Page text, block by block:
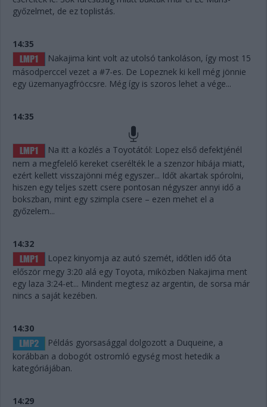
győzelmet, de ez toplistás.
14:35
Nakajima kint volt az utolsó tankoláson, így most 15
másodperccel vezet a #7-es. De Lopeznek ki kell még jönnie
egy üzemanyagfröccsre. Még így is szoros lehet a vége...
14:35
Na itt a közlés a Toyotától: Lopez első defektjénél
nem a megfelelő kereket cserélték le a szenzor hibája miatt,
ezért kellett visszajönni még egyszer... Időt akartak spórolni,
hiszen egy teljes szett csere pontosan négyszer annyi idő a
bokszban, mint egy szimpla csere – ezen mehet el a
győzelem...
14:32
Lopez kinyomja az autó szemét, időtlen idő óta
először megy 3:20 alá egy Toyota, miközben Nakajima ment
egy laza 3:24-et... Mindent megtesz az argentin, de sorsa már
nincs a saját kezében.
14:30
Példás gyorsasággal dolgozott a Duqueine, a
korábban a dobogót ostromló egység most hetedik a
kategóriájában.
14:29